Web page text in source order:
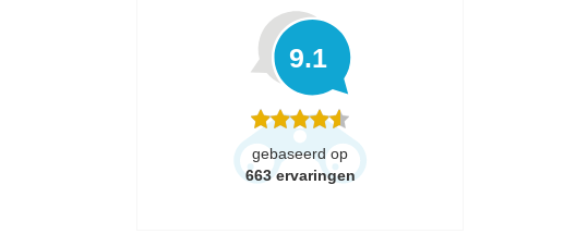
9.1
gebaseerd op
663 ervaringen